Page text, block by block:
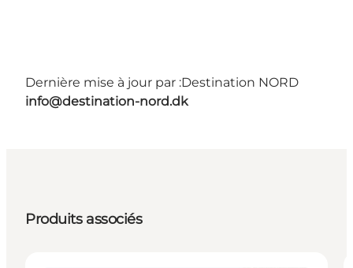
Dernière mise à jour par :Destination NORD
info@destination-nord.dk
Produits associés